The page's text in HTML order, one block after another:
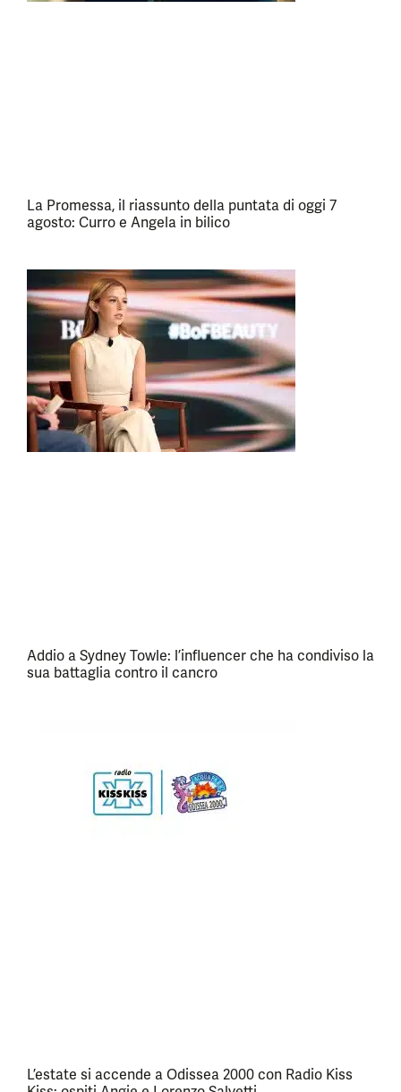
La Promessa, il riassunto della puntata di oggi 7
agosto: Curro e Angela in bilico
Addio a Sydney Towle: l’influencer che ha condiviso la
sua battaglia contro il cancro
L’estate si accende a Odissea 2000 con Radio Kiss